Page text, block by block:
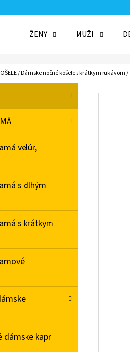
ŽENY MUŽI
/Dámske nočné košele s krátkym rukávom/
velúr,
s dlhým
s krátkym
dámske kapri